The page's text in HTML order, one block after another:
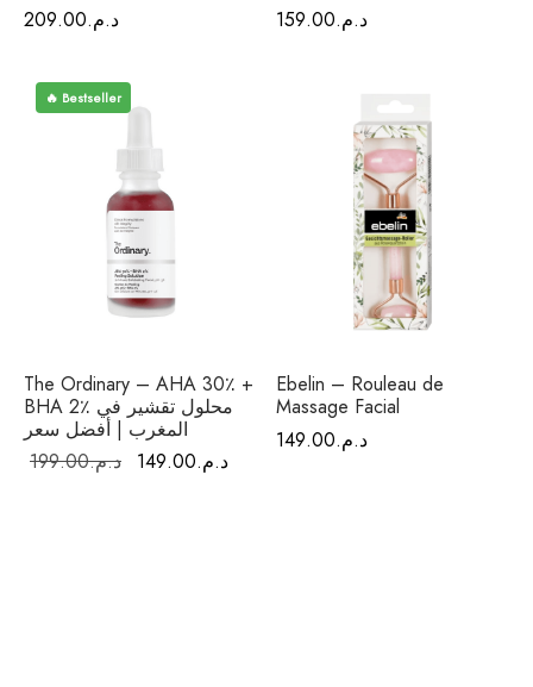
د.م.209.00
د.م.159.00
🔥 Bestseller
The Ordinary – AHA 30٪ +
BHA 2٪ محلول تقشير في
المغرب | أفضل سعر
د.م.199.00
السعر
د.م.149.00
Ebelin – Rouleau de
Massage Facial
د.م.149.00